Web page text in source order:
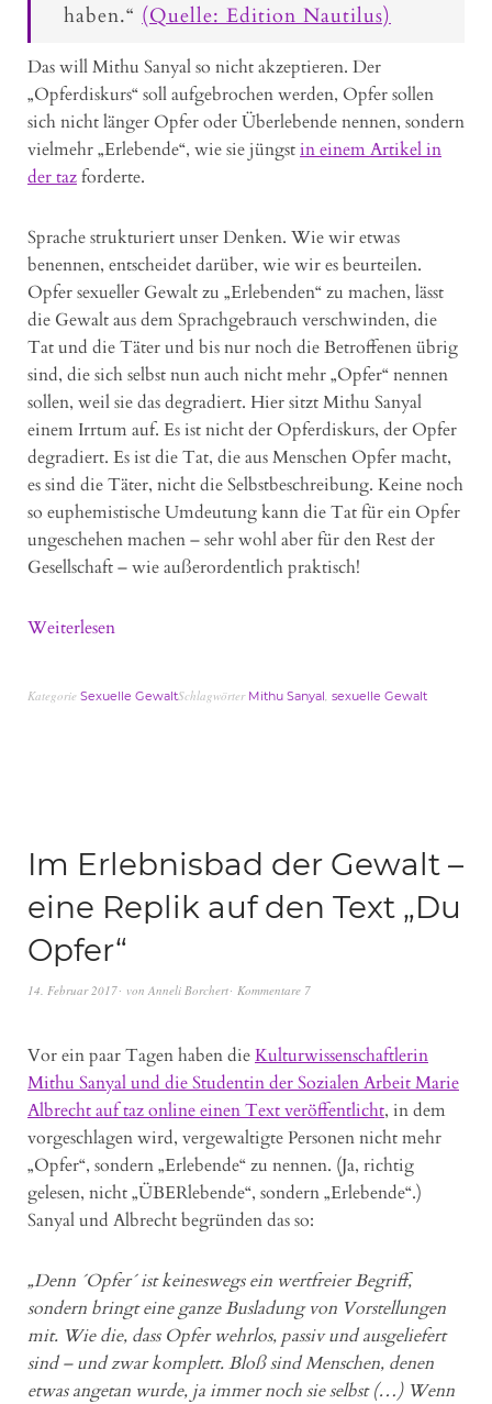
haben.“ (Quelle: Edition Nautilus)
Das will Mithu Sanyal so nicht akzeptieren. Der
„Opferdiskurs“ soll aufgebrochen werden, Opfer sollen
sich nicht länger Opfer oder Überlebende nennen, sondern
vielmehr „Erlebende“, wie sie jüngstin einem Artikel in
der tazforderte.
Sprache strukturiert unser Denken. Wie wir etwas
benennen, entscheidet darüber, wie wir es beurteilen.
Opfer sexueller Gewalt zu „Erlebenden“ zu machen, lässt
die Gewalt aus dem Sprachgebrauch verschwinden, die
Tat und die Täter und bis nur noch die Betroffenen übrig
sind, die sich selbst nun auch nicht mehr „Opfer“ nennen
sollen, weil sie das degradiert. Hier sitzt Mithu Sanyal
einem Irrtum auf. Es ist nicht der Opferdiskurs, der Opfer
degradiert. Es ist die Tat, die aus Menschen Opfer macht,
es sind die Täter, nicht die Selbstbeschreibung. Keine noch
so euphemistische Umdeutung kann die Tat für ein Opfer
ungeschehen machen – sehr wohl aber für den Rest der
Gesellschaft – wie außerordentlich praktisch!
Weiterlesen
Kategorie Sexuelle GewaltSchlagwörter Mithu Sanyal sexuelle Gewalt
Im Erlebnisbad der Gewalt –
eine Replik auf den Text „Du
Opfer“
14. Februar 2017 von Anneli Borchert Kommentare 7
Vor ein paar Tagen haben dieKulturwissenschaftlerin
Mithu Sanyal und die Studentin der Sozialen Arbeit Marie
Albrecht auf taz online einen Text veröffentlicht, in dem
vorgeschlagen wird, vergewaltigte Personen nicht mehr
„Opfer“, sondern „Erlebende“ zu nennen. (Ja, richtig
gelesen, nicht „ÜBERlebende“, sondern „Erlebende“.)
Sanyal und Albrecht begründen das so:
„Denn ´Opfer´ ist keineswegs ein wertfreier Begriff,
sondern bringt eine ganze Busladung von Vorstellungen
mit. Wie die, dass Opfer wehrlos, passiv und ausgeliefert
sind – und zwar komplett. Bloß sind Menschen, denen
etwas angetan wurde, ja immer noch sie selbst (…) Wenn